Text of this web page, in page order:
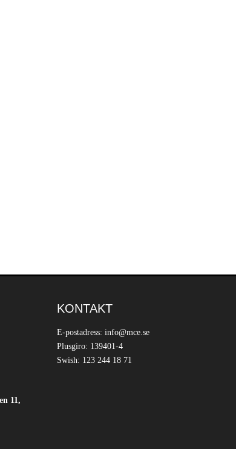
11,
KONTAKT
E-postadress: info@mce.se
Plusgiro: 139401-4
Swish: 123 244 18 71